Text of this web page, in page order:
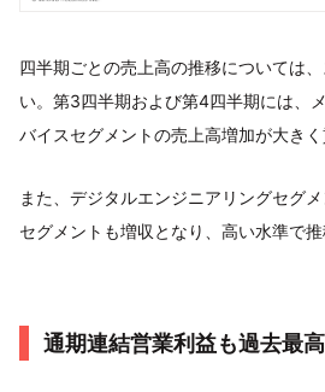
四半期ごとの売上高の推移については
い。第3四半期および第4四半期には、
バイスセグメントの売上高増加が大きく
また、デジタルエンジニアリングセグ
セグメントも増収となり、高い水準で推
通期連結営業利益も過去最高